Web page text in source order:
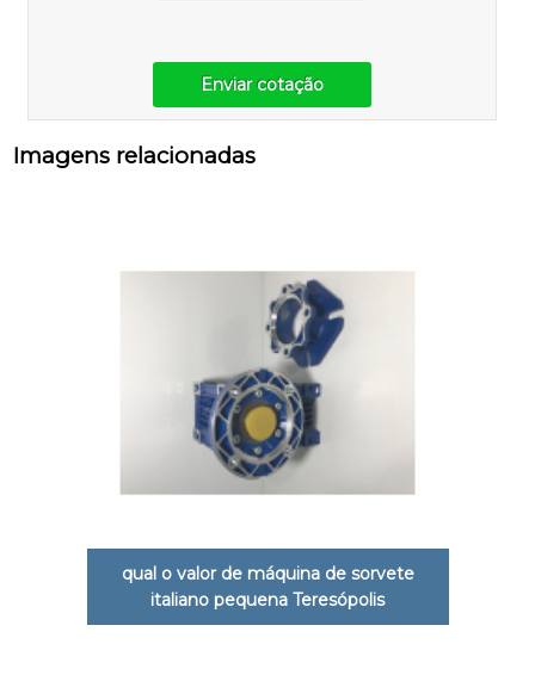
Enviar cotação
Imagens relacionadas
qual o valor de máquina de sorvete
italiano pequena Teresópolis